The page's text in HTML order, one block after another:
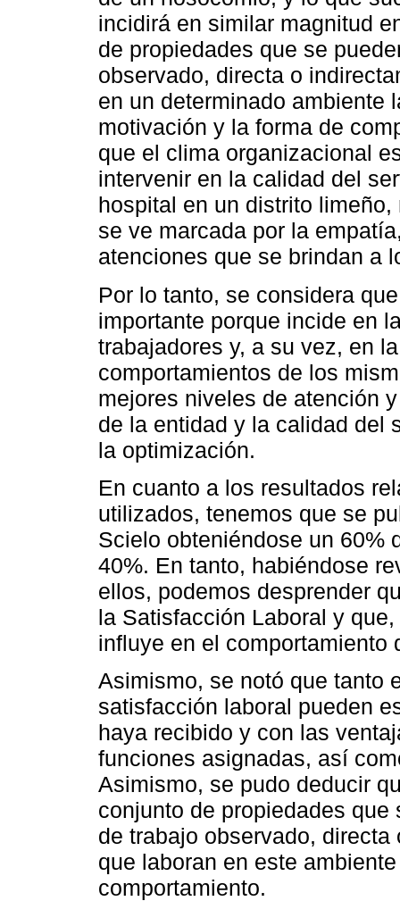
incidirá en similar magnitud
de propiedades que se
observado, directa o
en un determinado ambiente
motivación y la forma de
que el clima organizacional
intervenir en la calidad del
hospital en un distrito
se ve marcada por la
atenciones que se brindan a
Por lo tanto, se considera
importante porque incide en
trabajadores y, a su vez, en
comportamientos de los
mejores niveles de atención
de la entidad y la calidad del
la optimización.
En cuanto a los resultados
utilizados, tenemos que se
Scielo obteniéndose un 60%
40%. En tanto, habiéndose
ellos, podemos desprender
la Satisfacción Laboral y
influye en el comportamiento
Asimismo, se notó que tanto
satisfacción laboral pueden
haya recibido y con las
funciones asignadas, así
Asimismo, se pudo deducir
conjunto de propiedades
de trabajo observado,
que laboran en este
comportamiento.